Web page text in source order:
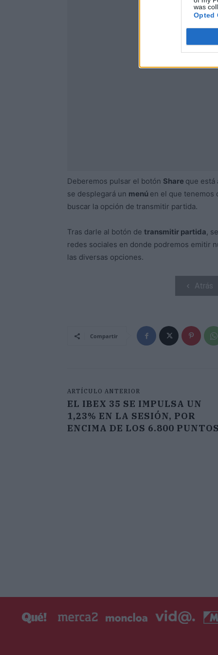
was
Opted
Deberemos pulsar el botón Share que está
se desplegará un menú en el que tenemos
buscar la opción de transmitir partida.
Tras darle al botón de transmitir partida,
redes sociales en donde podremos emitir
las diversas opciones.
Atrás
Compartir
ARTÍCULO ANTERIOR
EL IBEX 35 SE IMPULSA UN
1,23% EN LA SESIÓN, POR
ENCIMA DE LOS 6.800 PUNTOS